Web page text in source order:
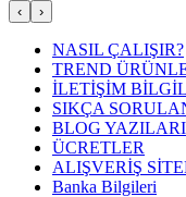
‹ ›
NASIL ÇALIŞIR?
TREND
İLETİŞİM
SIKÇA
BLOG YAZILARI
ÜCRETLER
ALIŞVERİŞ
Banka Bilgileri